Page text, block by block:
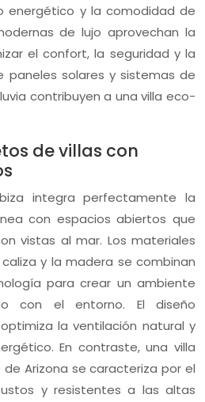
energético y la comodidad de
de lujo aprovechan la
el confort, la seguridad y la
paneles solares y sistemas de
contribuyen a una villa eco-
de villas con
integra perfectamente la
con espacios abiertos que
vistas al mar. Los materiales
y la madera se combinan
para crear un ambiente
con el entorno. El diseño
la ventilación natural y
En contraste, una villa
Arizona se caracteriza por el
y resistentes a las altas